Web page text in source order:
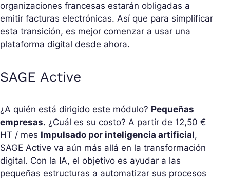
organizaciones francesas estarán obligadas a
emitir facturas electrónicas. Así que para simplificar
esta transición, es mejor comenzar a usar una
plataforma digital desde ahora.
SAGE Active
¿A quién está dirigido este módulo? Pequeñas
empresas. ¿Cuál es su costo? A partir de 12,50 €
HT / mes Impulsado por inteligencia artificial,
SAGE Active va aún más allá en la transformación
digital. Con la IA, el objetivo es ayudar a las
pequeñas estructuras a automatizar sus procesos